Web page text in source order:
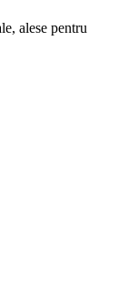
alese pentru